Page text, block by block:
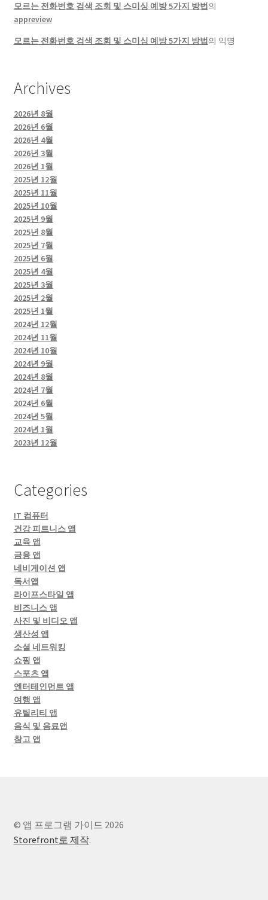
모르는 전화번호 검색 조회 및 스미싱 예방 5가지 방법의
appreview
모르는 전화번호 검색 조회 및 스미싱 예방 5가지 방법의 익명
Archives
2026년 8월
2026년 6월
2026년 4월
2026년 3월
2026년 1월
2025년 12월
2025년 11월
2025년 10월
2025년 9월
2025년 8월
2025년 7월
2025년 6월
2025년 4월
2025년 3월
2025년 2월
2025년 1월
2024년 12월
2024년 11월
2024년 10월
2024년 9월
2024년 8월
2024년 7월
2024년 6월
2024년 5월
2024년 1월
2023년 12월
Categories
IT 컴퓨터
건강 피트니스 앱
교육 앱
금융 앱
네비게이션 앱
독서앱
라이프스타일 앱
비즈니스 앱
사진 및 비디오 앱
생산성 앱
소셜 네트워킹
쇼핑 앱
스포츠 앱
엔터테인먼트 앱
여행 앱
유틸리티 앱
음식 및 음료앱
참고 앱
© 앱 프로그램 가이드 2026
Storefront로 제작.